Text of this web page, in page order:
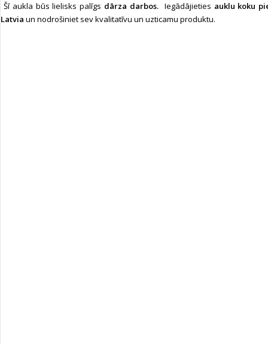
Šī aukla būs lielisks palīgs dārza darbos. Iegādājieties auklu koku
Latvia un nodrošiniet sev kvalitatīvu un uzticamu produktu.